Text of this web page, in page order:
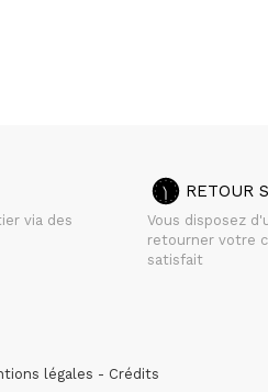
via des
RETOUR
Vous disposez
retourner votre
satisfait
légales Crédits